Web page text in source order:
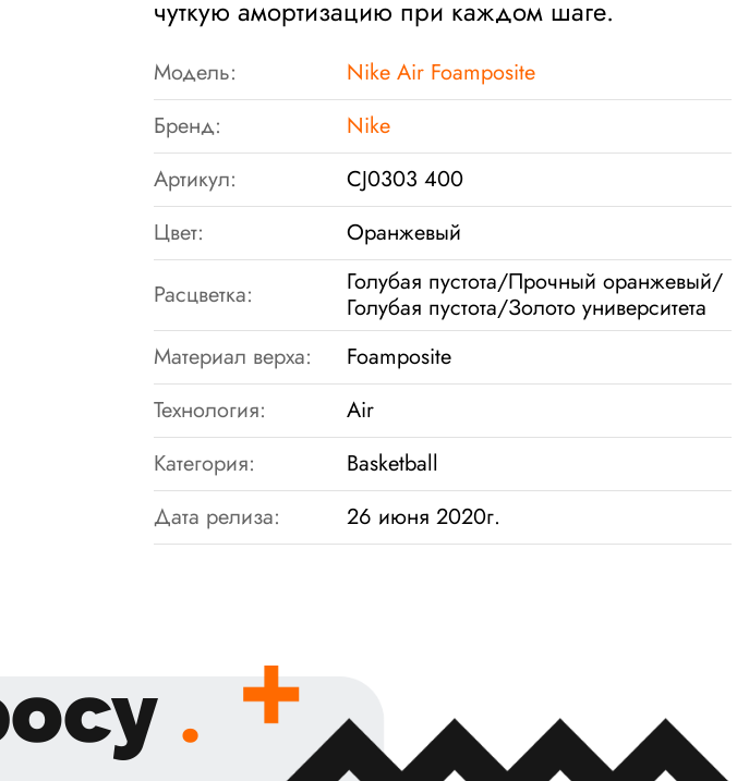
чуткую амортизацию при каждом шаге.
Модель:
Nike Air Foamposite
Бренд:
Nike
Артикул:
CJ0303 400
Цвет:
Оранжевый
Расцветка:
Голубая пустота/Прочный оранжевый/
Голубая пустота/Золото университета
Материал верха:
Foamposite
Технология:
Air
Категория:
Basketball
Дата релиза:
26 июня 2020г.
.